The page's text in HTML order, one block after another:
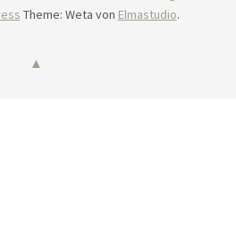
Theme: Weta von Elmastudio.